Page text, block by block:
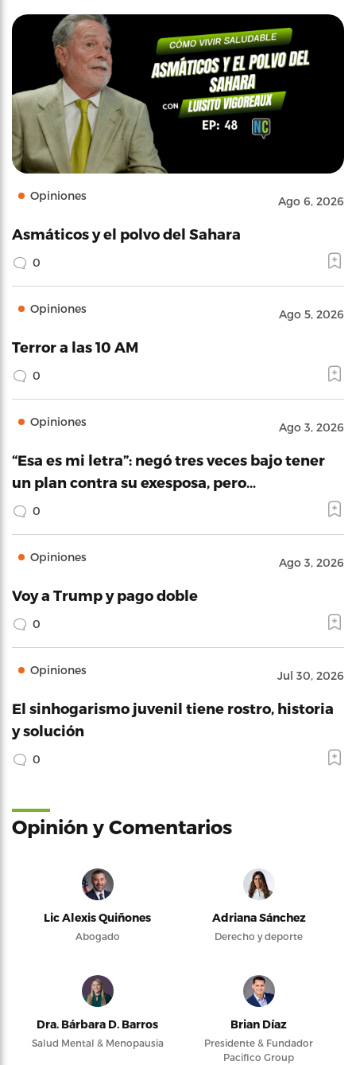
Opiniones Ago 6, 2026
Asmáticos y el polvo del Sahara
0
Opiniones Ago 5, 2026
Terror a las 10 AM
0
Opiniones Ago 3, 2026
“Esa es mi letra”: negó tres veces bajo tener
un plan contra su exesposa, pero…
0
Opiniones Ago 3, 2026
Voy a Trump y pago doble
0
Opiniones Jul 30, 2026
El sinhogarismo juvenil tiene rostro, historia
y solución
0
Opinión y Comentarios
Lic Alexis Quiñones
Abogado
Adriana Sánchez
Derecho y deporte
Dra. Bárbara D. Barros
Salud Mental & Menopausia
Brian Díaz
Presidente & Fundador
Pacifico Group